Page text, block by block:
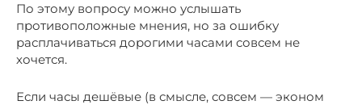
По этому вопросу можно услышать
противоположные мнения, но за ошибку
расплачиваться дорогими часами совсем не
хочется.
Если часы дешёвые (в смысле, совсем — эконом